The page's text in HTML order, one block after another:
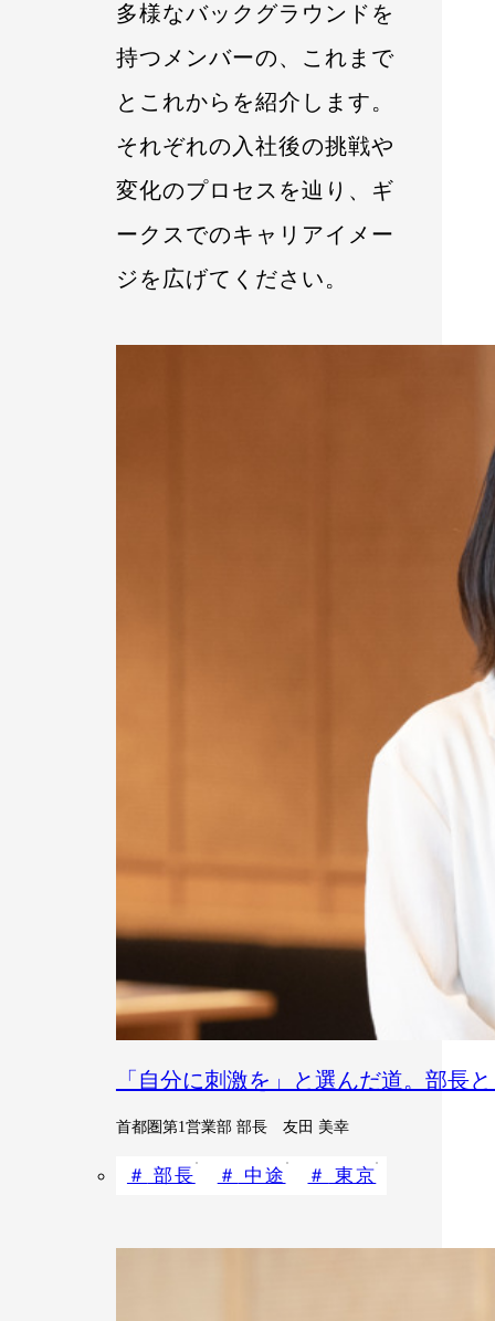
多様なバックグラウンドを
持つメンバーの、これまで
とこれからを紹介します。
それぞれの入社後の挑戦や
変化のプロセスを辿り、ギ
ークスでのキャリアイメー
ジを広げてください。
「自分に刺激を」と選んだ道。部長
首都圏第1営業部 部長 友田 美幸
部長 中途 東京